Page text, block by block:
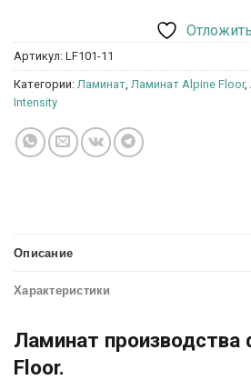
Отложить
Артикул: LF101-11
Категории: Ламинат Ламинат Alpine Floor,
Intensity
Описание
Характеристики
Ламинат
Floor.